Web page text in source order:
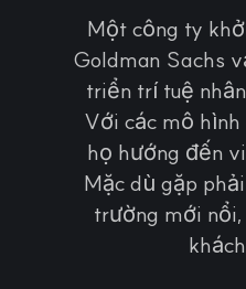
Một công ty
Goldman Sachs
triển trí tuệ
Với các mô
họ hướng đến
Mặc dù gặp
trường mới nổi,